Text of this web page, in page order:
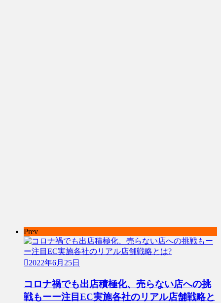
Prev
2022年6月25日
コロナ禍でも出店積極化、売らない店への挑
戦もーー注目EC実施各社のリアル店舗戦略と